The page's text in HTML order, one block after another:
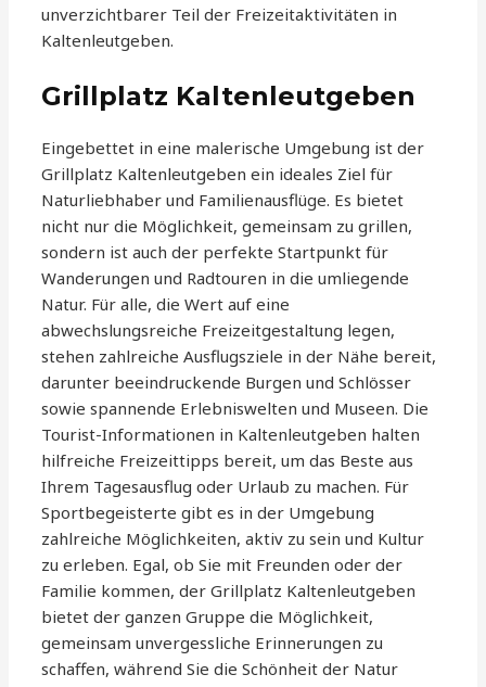
unverzichtbarer Teil der Freizeitaktivitäten in
Kaltenleutgeben.
Grillplatz Kaltenleutgeben
Eingebettet in eine malerische Umgebung ist der
Grillplatz Kaltenleutgeben ein ideales Ziel für
Naturliebhaber und Familienausflüge. Es bietet
nicht nur die Möglichkeit, gemeinsam zu grillen,
sondern ist auch der perfekte Startpunkt für
Wanderungen und Radtouren in die umliegende
Natur. Für alle, die Wert auf eine
abwechslungsreiche Freizeitgestaltung legen,
stehen zahlreiche Ausflugsziele in der Nähe bereit,
darunter beeindruckende Burgen und Schlösser
sowie spannende Erlebniswelten und Museen. Die
Tourist-Informationen in Kaltenleutgeben halten
hilfreiche Freizeittipps bereit, um das Beste aus
Ihrem Tagesausflug oder Urlaub zu machen. Für
Sportbegeisterte gibt es in der Umgebung
zahlreiche Möglichkeiten, aktiv zu sein und Kultur
zu erleben. Egal, ob Sie mit Freunden oder der
Familie kommen, der Grillplatz Kaltenleutgeben
bietet der ganzen Gruppe die Möglichkeit,
gemeinsam unvergessliche Erinnerungen zu
schaffen, während Sie die Schönheit der Natur